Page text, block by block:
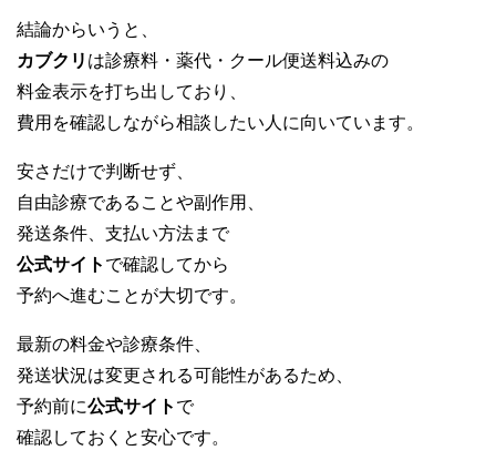
結論からいうと、
カブクリ は診療料・薬代・クール便送料込みの
料金表示を打ち出しており、
費用を確認しながら相談したい人に向いています。
安さだけで判断せず、
自由診療であることや副作用、
発送条件、支払い方法まで
公式サイト で確認してから
予約へ進むことが大切です。
最新の料金や診療条件、
発送状況は変更される可能性があるため、
予約前に公式サイト で
確認しておくと安心です。